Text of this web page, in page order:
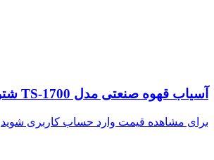
آسیاب قهوه صنعتی مدل TS-1700 شتری
برای مشاهده قیمت وارد حساب کاربری شوید